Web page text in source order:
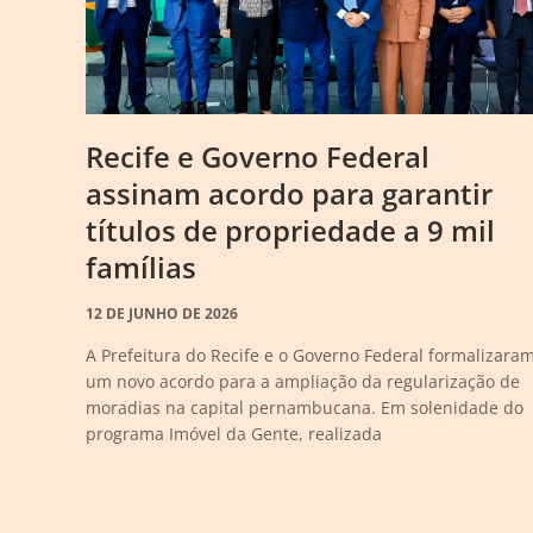
Recife e Governo Federal
assinam acordo para garantir
títulos de propriedade a 9 mil
famílias
12 DE JUNHO DE 2026
A Prefeitura do Recife e o Governo Federal
um novo acordo para a ampliação da regularização de
moradias na capital pernambucana. Em solenidade do
programa Imóvel da Gente, realizada